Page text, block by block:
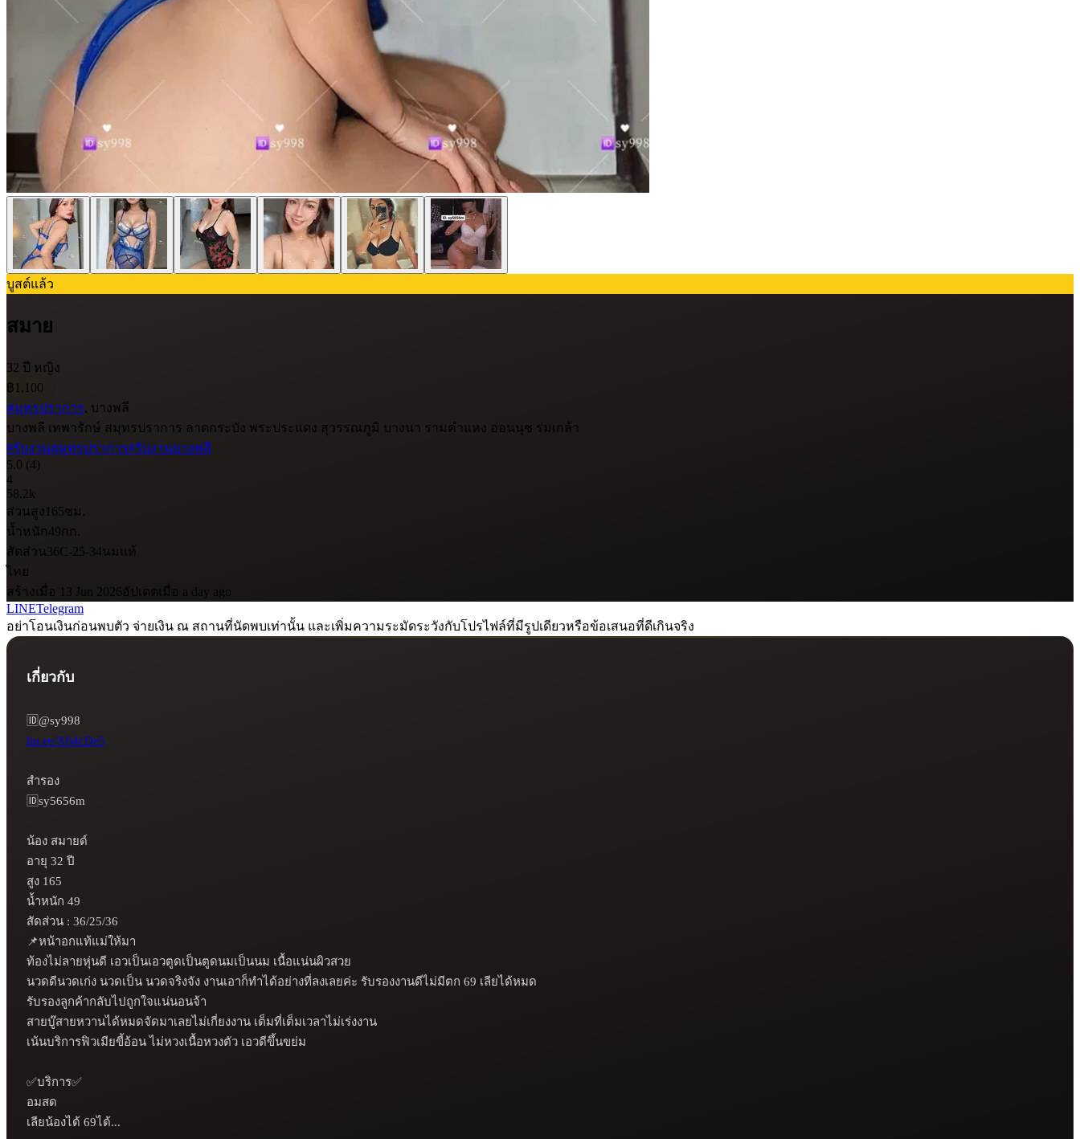
บูสต์แล้ว
สมาย
32 ปี หญิง
฿1,100
สมุทรปราการ, บางพลี
บางพลี เทพารักษ์ สมุทรปราการ ลาดกระบัง พระประแดง สุวรรณภูมิ บางนา รามคำแหง อ่อนนุช ร่มเกล้า
#รับงานสมุทรปราการ#รับงานบางพลี
5.0 (4)
4
58.2k
ส่วนสูง 165ซม.
น้ำหนัก49กก.
สัดส่วน 36C-25-34นมแท้
ไทย
สร้างเมื่อ 13 Jun 2026อัปเดตเมื่อ a day ago
LINETelegram
อย่าโอนเงินก่อนพบตัว จ่ายเงิน ณ สถานที่นัดพบเท่านั้น และเพิ่มความระมัดระวังกับโปรไฟล์ที่มีรูปเดียวหรือข้อเสนอที่ดีเกินจริง
เกี่ยวกับ
lin.ee/X64cDe5
สำรอง
🆔️sy5656m
น้อง สมายด์
อายุ 32 ปี
สูง 165
น้ำหนัก 49
สัดส่วน : 36/25/36
📌หน้าอกแท้แม่ให้มา
ท้องไม่ลายหุ่นดี เอวเป็นเอวตูดเป็นตูดนมเป็นนม เนื้อแน่นผิวสวย
นวดดีนวดเก่ง นวดเป็น นวดจริงจัง งานเอาก็ทำได้อย่างที่ลงเลยค่ะ รับรองงานดีไม่มีตก 69 เลียได้หมด
รับรองลูกค้ากลับไปถูกใจแน่นอนจ้า
สายบู๊สายหวานได้หมดจัดมาเลยไม่เกี่ยงงาน เต็มที่เต็มเวลาไม่เร่งงาน
เน้นบริการฟิวเมียขี้อ้อน ไม่หวงเนื้อหวงตัว เอวดีขึ้นขย่ม
✅️บริการ✅️
อมสด
เลียน้องได้ 69ได้...